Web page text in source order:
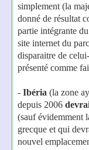
simplement (la
donné de résultat
partie intégrante
site internet du
disparaitre de
présenté comme
- Ibéria(la zone
depuis 2006
(sauf évidemment
grecque et qui
nouvel